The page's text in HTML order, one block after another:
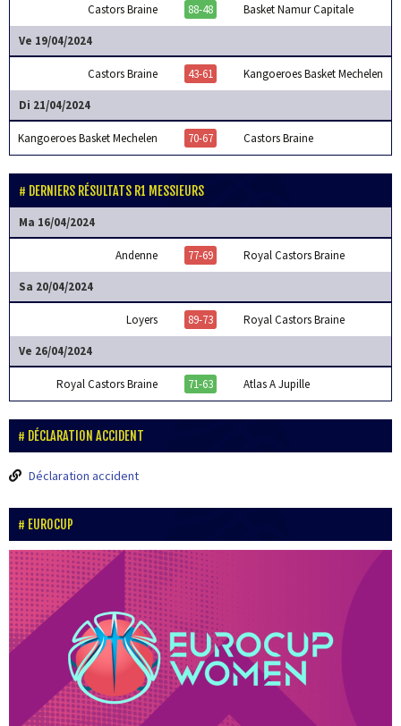
Castors Braine 88-48 Basket Namur Capitale
Ve 19/04/2024
Castors Braine 43-61 Kangoeroes Basket Mechelen
Di 21/04/2024
Kangoeroes Basket Mechelen 70-67 Castors Braine
DERNIERS RÉSULTATS R1 MESSIEURS
Ma 16/04/2024
Andenne 77-69 Royal Castors Braine
Sa 20/04/2024
Loyers 89-73 Royal Castors Braine
Ve 26/04/2024
Royal Castors Braine 71-63 Atlas A Jupille
DÉCLARATION ACCIDENT
Déclaration accident
EUROCUP